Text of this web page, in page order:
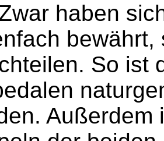
haben
So ist
Außerdem